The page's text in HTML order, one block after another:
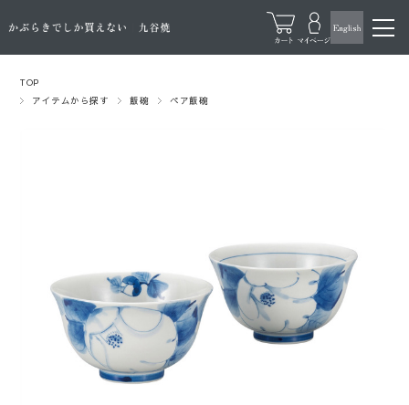
TOP
アイテムから探す
飯碗 ペア飯碗